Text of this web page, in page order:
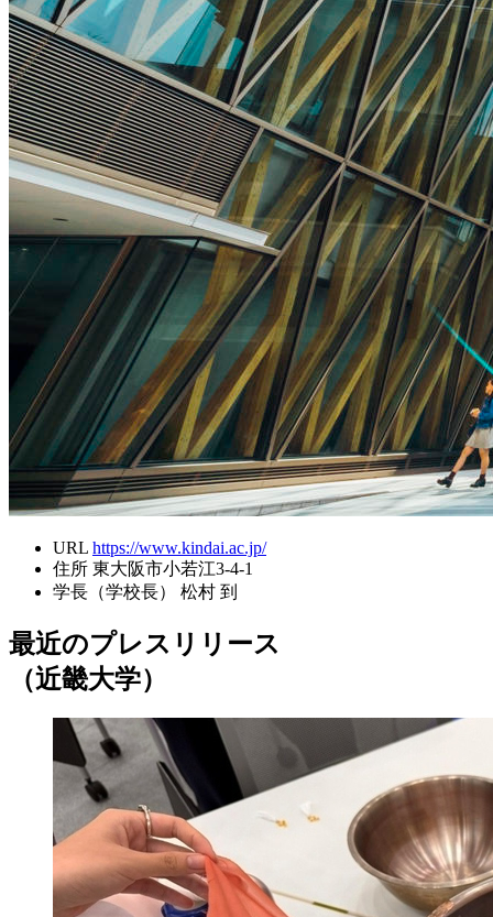
URL https://www.kindai.ac.jp/
住所 東大阪市小若江3-4-1
学長（学校長）
松村 到
最近のプレスリリース
（近畿大学）